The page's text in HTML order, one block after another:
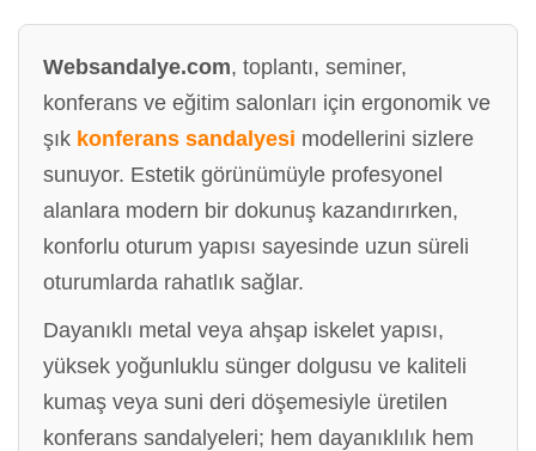
Websandalye.com, toplantı, seminer,
konferans ve eğitim salonları için ergonomik ve
şık konferans sandalyesi modellerini sizlere
sunuyor. Estetik görünümüyle profesyonel
alanlara modern bir dokunuş kazandırırken,
konforlu oturum yapısı sayesinde uzun süreli
oturumlarda rahatlık sağlar.
Dayanıklı metal veya ahşap iskelet yapısı,
yüksek yoğunluklu sünger dolgusu ve kaliteli
kumaş veya suni deri döşemesiyle üretilen
konferans sandalyeleri; hem dayanıklılık hem